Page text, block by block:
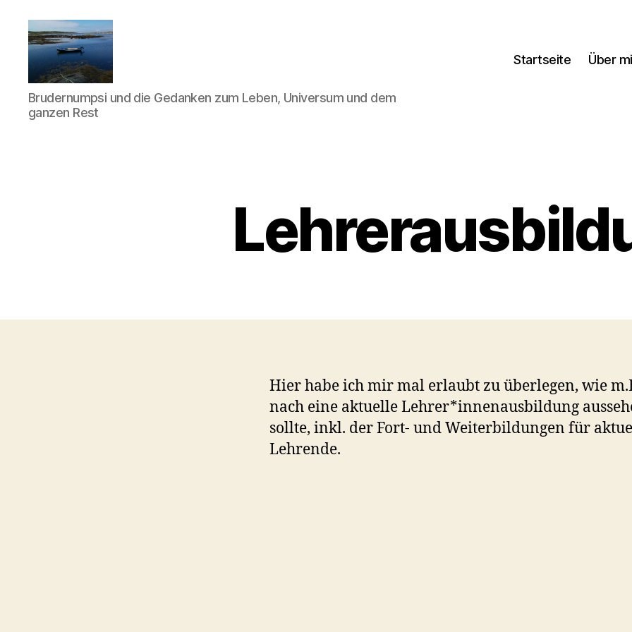
Quantisch
gedacht
Brudernumpsi und die Gedanken zum Leben, Universum und dem
ganzen Rest
Startseite Über
Hier habe ich mir mal erlaubt zu überlegen, wie
nach eine aktuelle Lehrer*innenausbildung
sollte, inkl. der Fort- und Weiterbildungen für
Lehrende.